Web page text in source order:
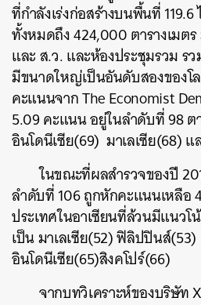
ที่กำลังเร่งก่อสร้างบนพื้นที่ 119.6
ทั้งหมดถึง 424,000 ตารางเมต
และ ส.ว. และห้องประชุมรวม ร
มีขนาดใหญ่เป็นอันดับสองของโ
คะแนนจากThe Economist
5.09 คะแนน อยู่ในลำดับที่ 98
อินโดนีเซีย(69) มาเลเซีย(68) แ
ในขณะที่ผลสำรวจของปี
ลำดับที่ 106 ถูกหักคะแนนเหลือ
ประเทศในอาเซียนที่ล้วนมีแนวโ
เป็น มาเลเซีย(52) ฟิลิปปินส์(53)
อินโดนีเซีย(65)สิงคโปร์(66)
จากบทวิเคราะห์ของบริษัท